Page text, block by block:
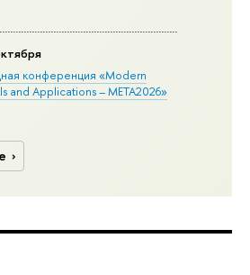
конференция «Modern
and Applications – META2026»